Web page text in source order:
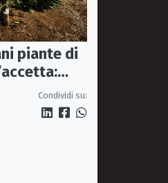
piante di
Condividi su: